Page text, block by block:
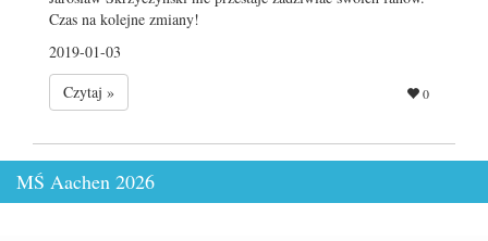
Czas na kolejne zmiany!
2019-01-03
Czytaj »
0
MŚ Aachen 2026